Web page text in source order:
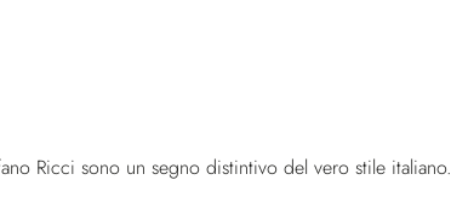
Ricci sono un segno distintivo del vero stile italiano.